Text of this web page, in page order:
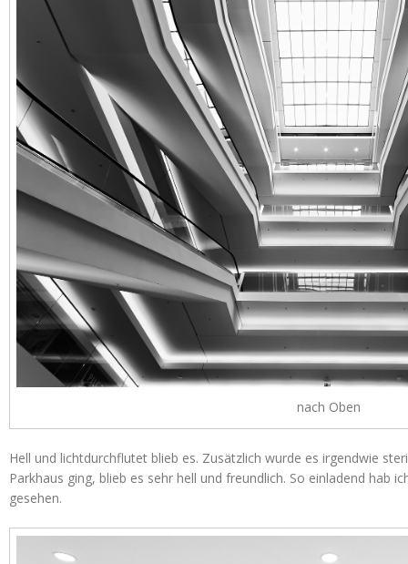
nach Oben
Hell und lichtdurchflutet blieb es. Zusätzlich wurde es irgendwie
Parkhaus ging, blieb es sehr hell und freundlich. So einladend hab
gesehen.